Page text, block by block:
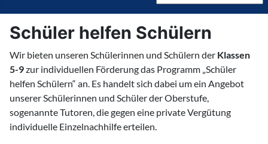
Schüler helfen Schülern
Wir bieten unseren Schülerinnen und Schülern der Klassen
5-9zur individuellen Förderung das Programm „Schüler
helfen Schülern“ an. Es handelt sich dabei um ein Angebot
unserer Schülerinnen und Schüler der Oberstufe,
sogenannte Tutoren, die gegen eine private Vergütung
individuelle Einzelnachhilfe erteilen.